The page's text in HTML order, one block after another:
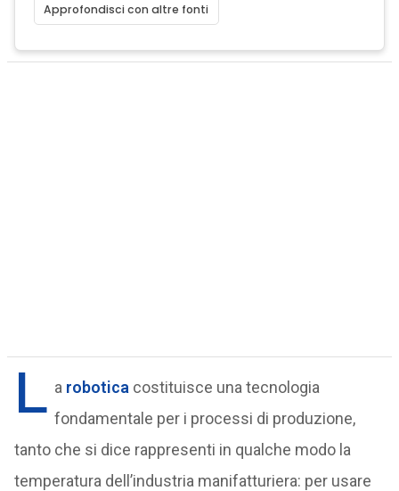
Approfondisci con altre fonti
L a robotica costituisce una tecnologia
fondamentale per i processi di produzione,
tanto che si dice rappresenti in qualche modo la
temperatura dell’industria manifatturiera: per usare